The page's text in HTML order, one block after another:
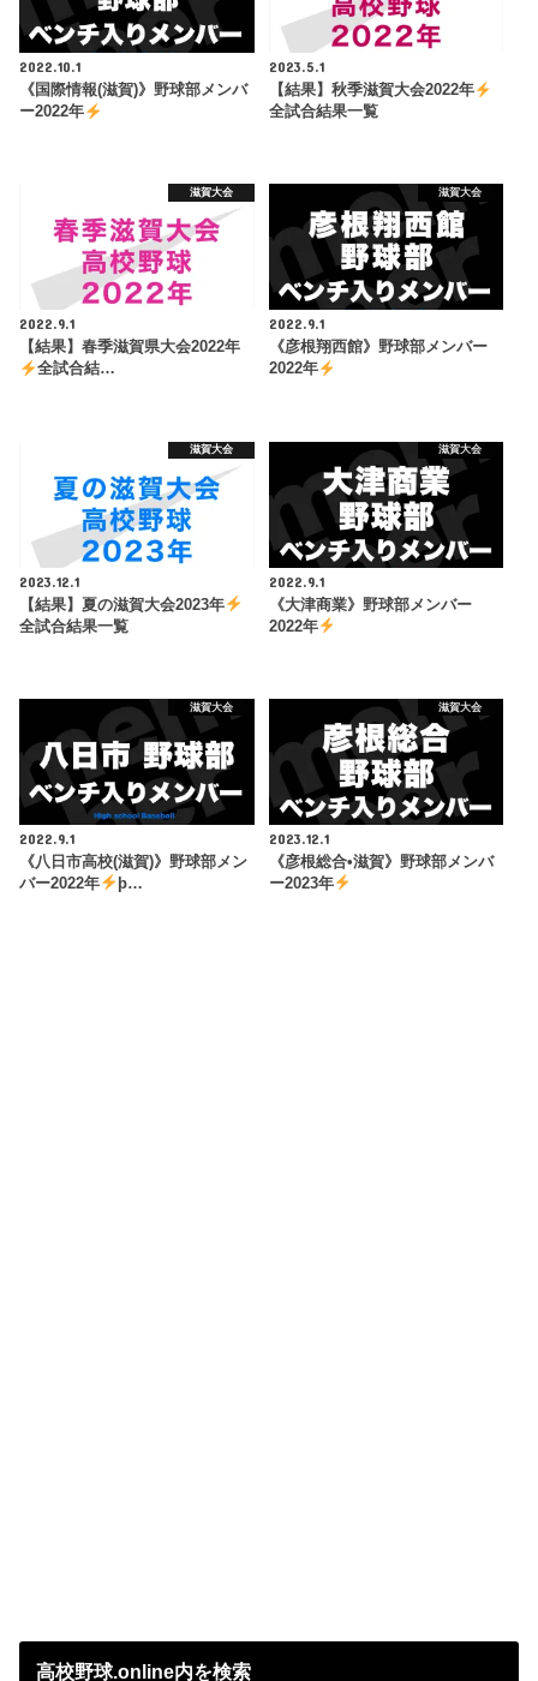
2022.10.1
《国際情報(滋賀)》野球部メンバ
ー2022年
2023.5.1
【結果】秋季滋賀大会2022年
全試合結果一覧
滋賀大会
2022.9.1
【結果】春季滋賀県大会2022年
全試合結…
滋賀大会
2022.9.1
《彦根翔西館》野球部メンバー
2022年
滋賀大会
2023.12.1
【結果】夏の滋賀大会2023年
全試合結果一覧
滋賀大会
2022.9.1
《大津商業》野球部メンバー
2022年
滋賀大会
2022.9.1
《八日市高校(滋賀)》野球部メン
バー2022年
þ…
滋賀大会
2023.12.1
《彦根総合•滋賀》野球部メンバ
ー2023年
高校野球.online内を検索